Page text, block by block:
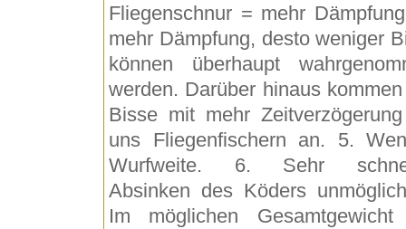
Fliegenschnur = mehr
mehr Dämpfung, desto weniger
können überhaupt
werden. Darüber hinaus
Bisse mit mehr
uns Fliegenfischern an. 5.
Wurfweite. 6. Sehr
Absinken des Köders
Im möglichen Gesamtgewicht